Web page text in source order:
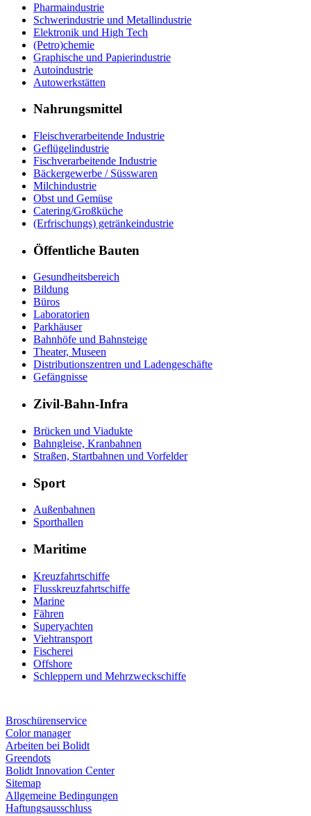
Pharmaindustrie
Schwerindustrie und Metallindustrie
Elektronik und High Tech
(Petro)chemie
Graphische und Papierindustrie
Autoindustrie
Autowerkstätten
Nahrungsmittel
Fleischverarbeitende Industrie
Geflügelindustrie
Fischverarbeitende Industrie
Bäckergewerbe / Süsswaren
Milchindustrie
Obst und Gemüse
Catering/Großküche
(Erfrischungs) getränkeindustrie
Öffentliche Bauten
Gesundheitsbereich
Bildung
Büros
Laboratorien
Parkhäuser
Bahnhöfe und Bahnsteige
Theater, Museen
Distributionszentren und Ladengeschäfte
Gefängnisse
Zivil-Bahn-Infra
Brücken und Viadukte
Bahngleise, Kranbahnen
Straßen, Startbahnen und Vorfelder
Sport
Außenbahnen
Sporthallen
Maritime
Kreuzfahrtschiffe
Flusskreuzfahrtschiffe
Marine
Fähren
Superyachten
Viehtransport
Fischerei
Offshore
Schleppern und Mehrzweckschiffe
Broschürenservice
Color manager
Arbeiten bei Bolidt
Greendots
Bolidt Innovation Center
Sitemap
Allgemeine Bedingungen
Haftungsausschluss